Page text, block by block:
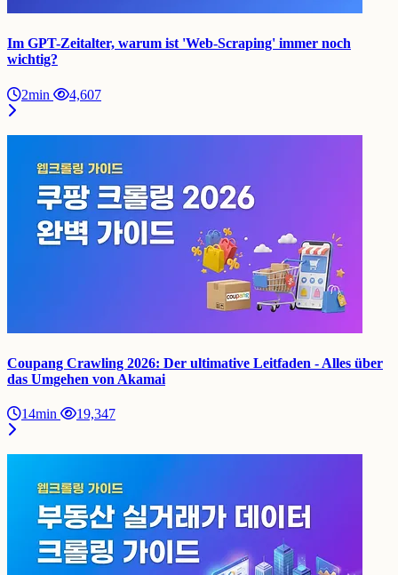
Im GPT-Zeitalter, warum ist 'Web-Scraping' immer noch
wichtig?
2min 4,607
Coupang Crawling 2026: Der ultimative Leitfaden - Alles über
das Umgehen von Akamai
14min 19,347